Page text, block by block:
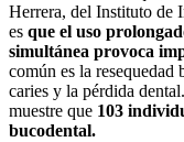
Herrera, del Instituto de
es que el uso
simultánea provoca
común es la resequedad
caries y la pérdida
muestre que 103
bucodental.